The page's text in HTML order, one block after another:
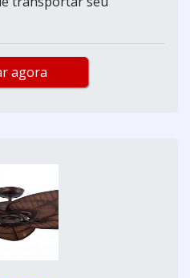
agora